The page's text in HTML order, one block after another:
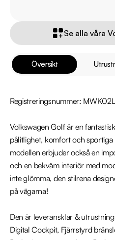
Översikt
Registreringsnummer: MWK02L
Volkswagen Golf är en
pålitlighet, komfort och
modellen erbjuder också en
och en bekväm interiör med
inte glömma, den stilrena
på vägarna!
Den är leveransklar &
Digital Cockpit, Fjärrstyrd
Se alla våra